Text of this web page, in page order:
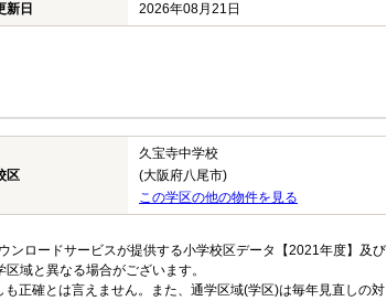
新日
2026年08月21日
区
久宝寺中学校
(大阪府八尾市)
この学区の他の物件を見る
ンロードサービスが提供する小学校区データ【2021年度】及び
域と異なる場合がございます。
正確とは言えません。また、通学区域(学区)は毎年見直しの対